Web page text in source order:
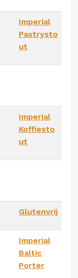
Imperial
Pastrysto
ut
Imperial
Koffiesto
ut
Glutenvrij
Imperial
Baltic
Porter